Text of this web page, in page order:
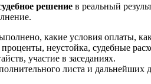
решение в реальный
какие условия оплаты,
проценты, неустойка, судебные
участие в заседаниях.
листа и